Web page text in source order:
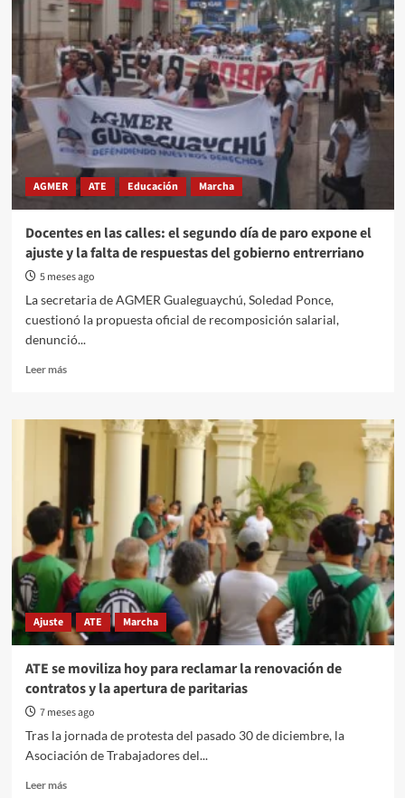
en
educación
superior
AGMER ATE Educación Marcha
Docentes en las calles: el segundo día de paro expone el
ajuste y la falta de respuestas del gobierno entrerriano
5 meses ago
La secretaria de AGMER Gualeguaychú, Soledad Ponce,
cuestionó la propuesta oficial de recomposición salarial,
denunció...
Leer másRead
Docentes
en
segundo
día
paro
expone
el
ajuste
la
de
respuestas
del
entrerriano
Ajuste ATE Marcha
ATE se moviliza hoy para reclamar la renovación de
contratos y la apertura de paritarias
7 meses ago
Tras la jornada de protesta del pasado 30 de diciembre, la
Asociación de Trabajadores del...
Leer másRead